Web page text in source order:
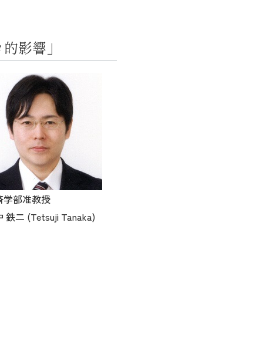
影響」
学部准教授
鉄二 (Tetsuji Tanaka)